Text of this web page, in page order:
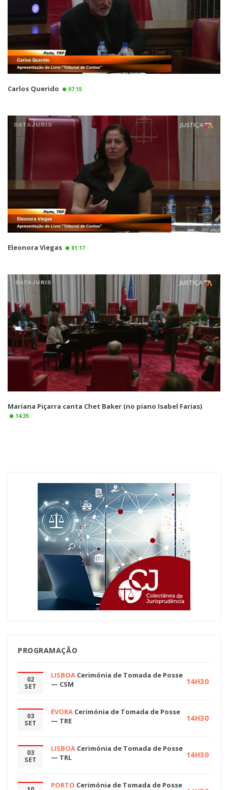
Carlos Querido 07:15
Eleonora Viegas 01:17
Mariana Piçarra canta Chet Baker (no piano Isabel Farias)
14:35
PROGRAMAÇÃO
02
SET
LISBOA Cerimónia de Tomada de Posse
— CSM
14H30
03
SET
ÉVORA Cerimónia de Tomada de Posse
— TRE
14H30
03
SET
LISBOA Cerimónia de Tomada de Posse
— TRL
14H30
PORTO Cerimónia de Tomada de Posse